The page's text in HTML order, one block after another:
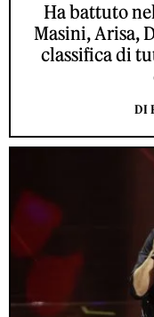
Ha battuto
Masini, Arisa,
classifica di
DI